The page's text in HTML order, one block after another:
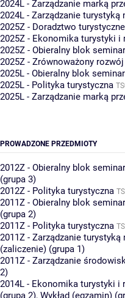
2024L - Zarządzanie marką
2024L - Zarządzanie
2025Z - Doradztwo
2025Z - Ekonomika turystyki i
2025Z - Obieralny blok
2025Z - Zrównoważony
2025L - Obieralny blok
2025L - Polityka turystyczna
2025L - Zarządzanie marką
PROWADZONE PRZEDMIOTY
2012Z - Obieralny blok
(grupa 3)
2012Z - Polityka turystyczna
2011Z - Obieralny blok
(grupa 2)
2011Z - Polityka turystyczna
2011Z - Zarządzanie
(zaliczenie) (grupa 1)
2011Z - Zarządzanie
2)
2014L - Ekonomika turystyki i
(grupa 2), Wykład (egzamin)